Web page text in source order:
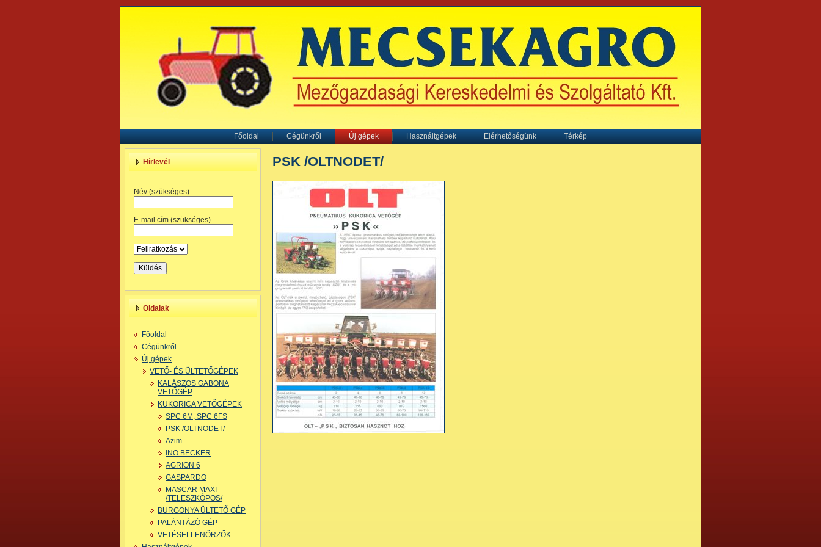
Főoldal Cégünkről Új gépek Használtgépek Elérhetőségünk Térkép
Hírlevél
Név (szükséges)
E-mail cím (szükséges)
Oldalak
Főoldal
Cégünkről
Új gépek
VETŐ- ÉS ÜLTETŐGÉPEK
KALÁSZOS GABONA
VETŐGÉP
KUKORICA VETŐGÉPEK
SPC 6M, SPC 6FS
PSK /OLTNODET/
Azim
INO BECKER
AGRION 6
GASPARDO
MASCAR MAXI
/TELESZKÓPOS/
BURGONYA ÜLTETŐ GÉP
PALÁNTÁZÓ GÉP
VETÉSELLENŐRZŐK
PSK /OLTNODET/